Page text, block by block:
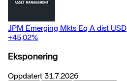
JPM Emerging Mkts Eq A dist USD
+45,02%
Eksponering
Oppdatert 31.7.2026